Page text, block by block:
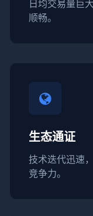
日均交易量巨
顺畅。
生态通证
技术迭代迅速
竞争力。